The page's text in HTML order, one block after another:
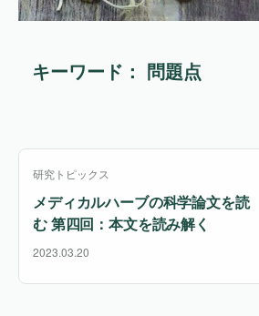
キーワード： 問題点
研究トピックス
メディカルハーブの科学論文を読
む 第四回：本文を読み解く
2023.03.20